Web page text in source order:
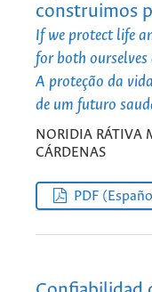
construimos
If we protect life
for both
A proteção da
de um futuro
NORIDIA RÁTIVA
CÁRDENAS
PDF